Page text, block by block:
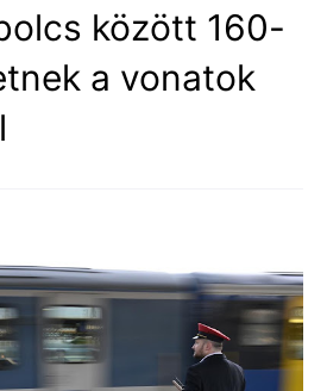
között 160-
a vonatok